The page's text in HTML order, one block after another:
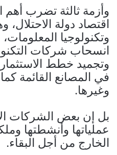
وأزمة ثالثة تضرب
اقتصاد دولة الاحتلال،
وتكنولوجيا
انسحاب شركات
وتجميد خطط
في المصانع القائمة
وغيرها.
بل إن بعض الشركات
عملياتها وأنشطتها
الخارج من أجل البقاء.